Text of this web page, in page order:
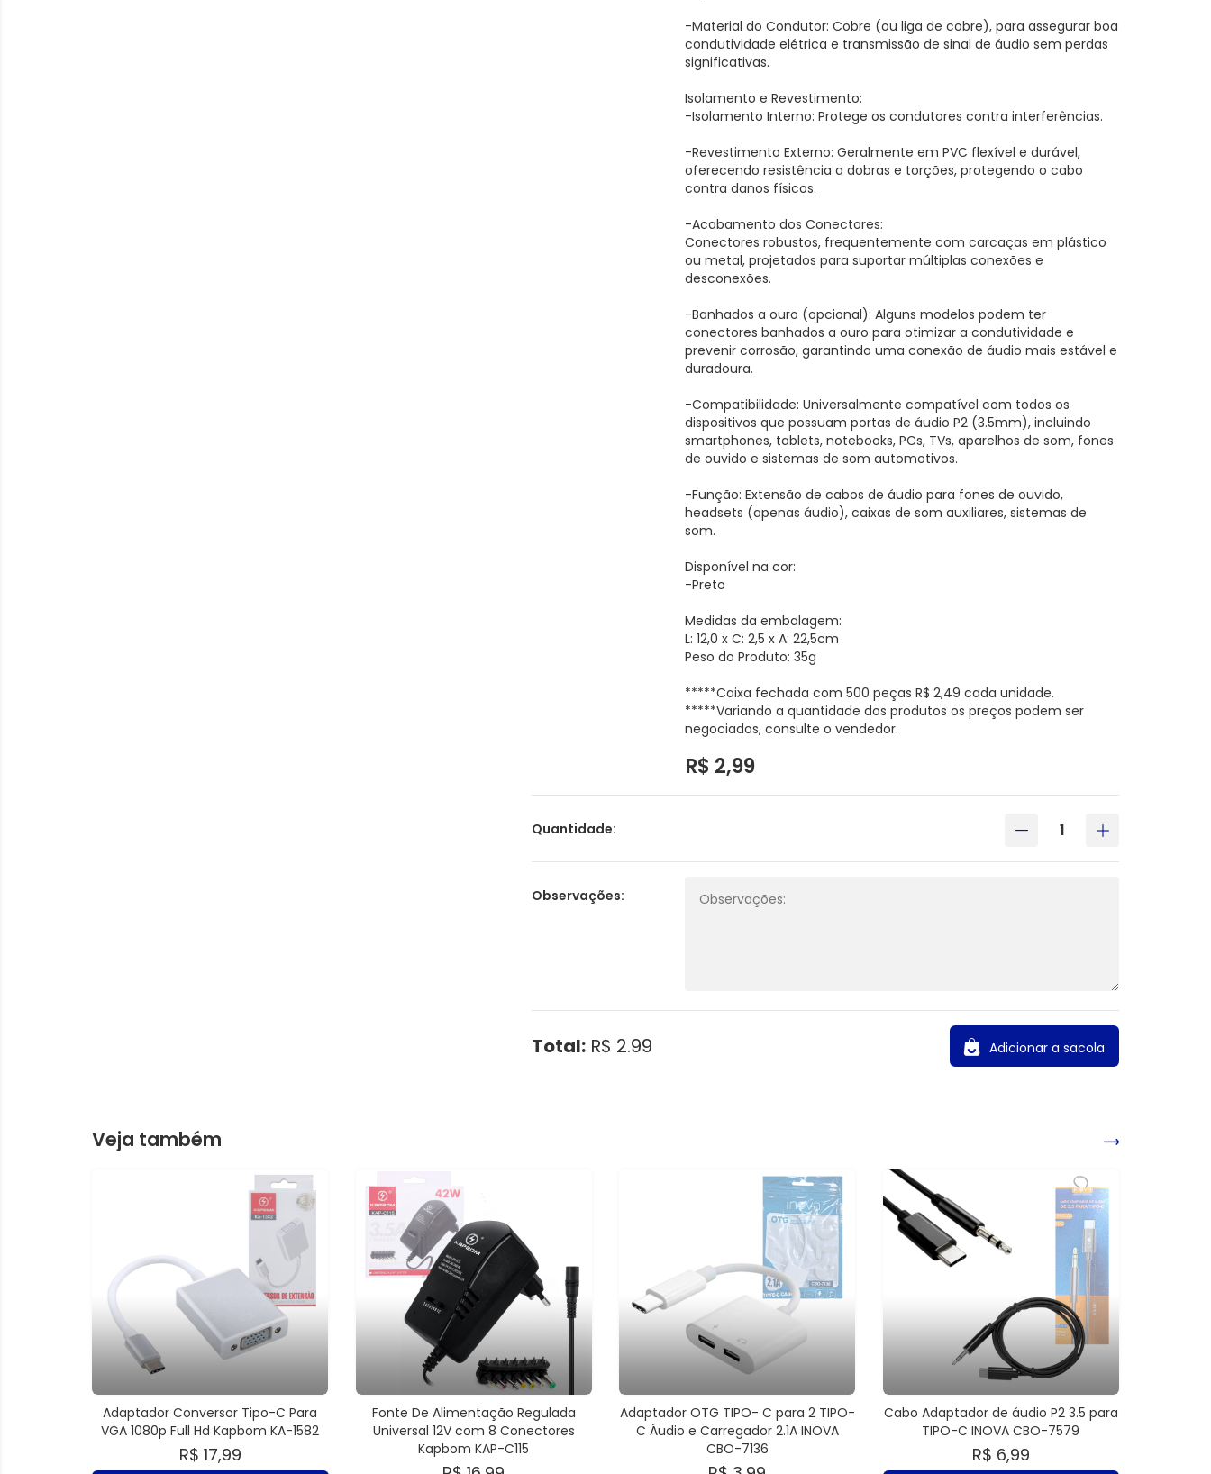
-Material do Condutor: Cobre (ou liga de cobre), para assegurar boa
condutividade elétrica e transmissão de sinal de áudio sem perdas
significativas.
Isolamento e Revestimento:
-Isolamento Interno: Protege os condutores contra interferências.
-Revestimento Externo: Geralmente em PVC flexível e durável,
oferecendo resistência a dobras e torções, protegendo o cabo
contra danos físicos.
-Acabamento dos Conectores:
Conectores robustos, frequentemente com carcaças em plástico
ou metal, projetados para suportar múltiplas conexões e
desconexões.
-Banhados a ouro (opcional): Alguns modelos podem ter
conectores banhados a ouro para otimizar a condutividade e
prevenir corrosão, garantindo uma conexão de áudio mais estável e
duradoura.
-Compatibilidade: Universalmente compatível com todos os
dispositivos que possuam portas de áudio P2 (3.5mm), incluindo
smartphones, tablets, notebooks, PCs, TVs, aparelhos de som, fones
de ouvido e sistemas de som automotivos.
-Função: Extensão de cabos de áudio para fones de ouvido,
headsets (apenas áudio), caixas de som auxiliares, sistemas de
som.
Disponível na cor:
-Preto
Medidas da embalagem:
L: 12,0 x C: 2,5 x A: 22,5cm
Peso do Produto: 35g
*****Caixa fechada com 500 peças R$ 2,49 cada unidade.
*****Variando a quantidade dos produtos os preços podem ser
negociados, consulte o vendedor.
R$ 2,99
Quantidade:
Observações:
Total:R$ 2.99 Adicionar a sacola
Veja também
Adaptador Conversor Tipo-C Para
VGA 1080p Full Hd Kapbom KA-1582
R$ 17,99
Fonte De Alimentação Regulada
Universal 12V com 8 Conectores
Kapbom KAP-C115
Adaptador OTG TIPO- C para 2 TIPO-
C Áudio e Carregador 2.1A INOVA
CBO-7136
Cabo Adaptador de áudio P2 3.5 para
TIPO-C INOVA CBO-7579
R$ 6,99